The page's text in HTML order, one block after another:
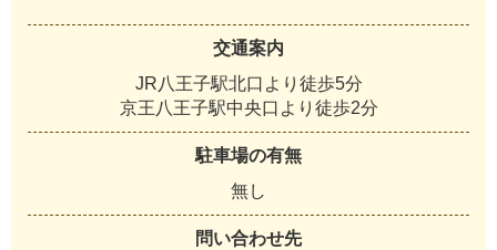
交通案内
JR八王子駅北口より徒歩5分
京王八王子駅中央口より徒歩2分
駐車場の有無
無し
問い合わせ先